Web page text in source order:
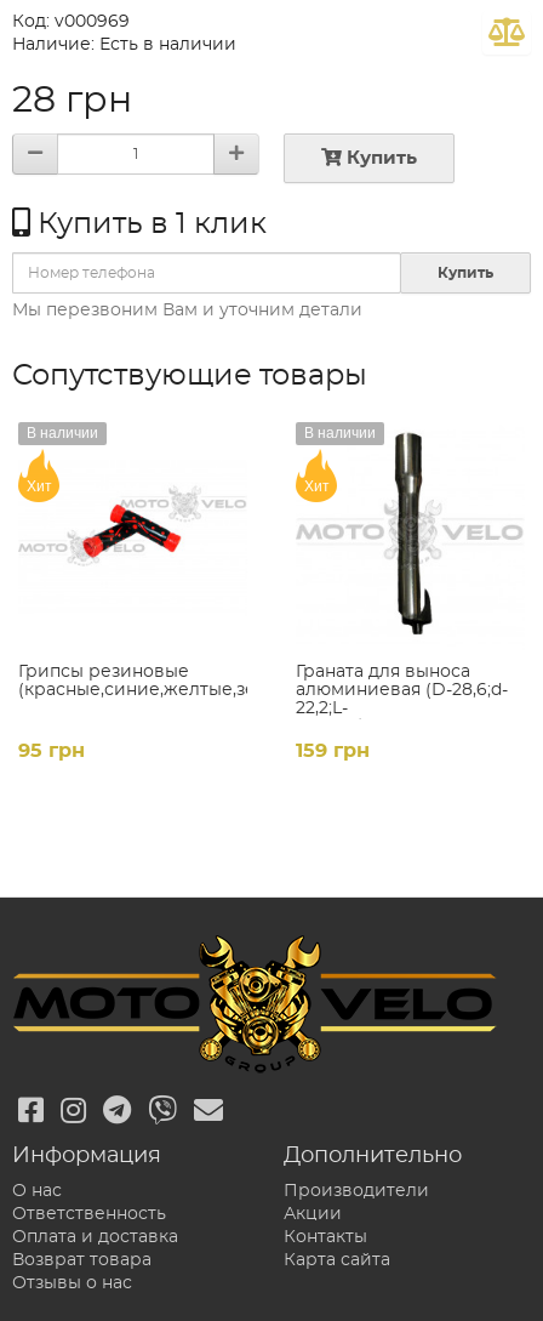
Код: v000969
Наличие: Есть в наличии
28 грн
Купить
Купить в 1 клик
Купить
Мы перезвоним Вам и уточним детали
Сопутствующие товары
Грипсы резиновые
(красные,синие,желтые,зеленые)
В наличии
Хит
95 грн
Граната для выноса
алюминиевая (D-28,6;d-
22,2;L-
В наличии
Хит
159 грн
Информация
О нас
Ответственность
Оплата и доставка
Возврат товара
Отзывы о нас
Дополнительно
Производители
Акции
Контакты
Карта сайта